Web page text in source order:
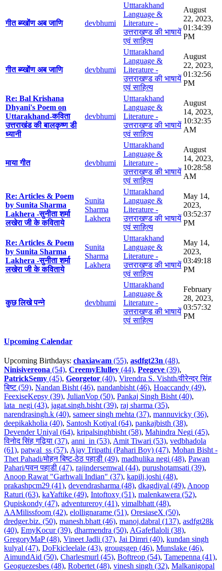
गीत ब्य्खोंण अब जाणि devbhumi
Utttarakhand
Language &
Literature -
उत्तराखण्ड की भाषायें
एवं साहित्य
August
22, 2023,
01:34:39
PM
गीत ब्य्खोंण अब जाणि devbhumi
Utttarakhand
Language &
Literature -
उत्तराखण्ड की भाषायें
एवं साहित्य
August
22, 2023,
01:32:56
PM
Re: Bal Krishana
Dhyani's Poem on
Uttarakhand-कविता
उत्तराखंड की बालकृष्ण डी
ध्यानी
devbhumi
Utttarakhand
Language &
Literature -
उत्तराखण्ड की भाषायें
एवं साहित्य
August
14, 2023,
10:32:35
AM
माया गीत devbhumi
Utttarakhand
Language &
Literature -
उत्तराखण्ड की भाषायें
एवं साहित्य
August
14, 2023,
10:28:58
AM
Re: Articles & Poem
by Sunita Sharma
Lakhera -सुनीता शर्मा
लखेरा जी के कविताये
Sunita
Sharma
Lakhera
Utttarakhand
Language &
Literature -
उत्तराखण्ड की भाषायें
एवं साहित्य
May 14,
2023,
03:52:37
PM
Re: Articles & Poem
by Sunita Sharma
Lakhera -सुनीता शर्मा
लखेरा जी के कविताये
Sunita
Sharma
Lakhera
Utttarakhand
Language &
Literature -
उत्तराखण्ड की भाषायें
एवं साहित्य
May 14,
2023,
03:49:18
PM
कुछ लिखे पन्ने devbhumi
Utttarakhand
Language &
Literature -
उत्तराखण्ड की भाषायें
एवं साहित्य
February
28, 2023,
03:57:32
PM
Upcoming Calendar
Upcoming Birthdays: chaxiawam (55), asdfgt23n (48),
Ninisivereona (54), CreemyElulley (44), Peegeve (39),
PatrickSemy (45), Georgetor (40), Virendra S. Vishth/वीरेन्द्र सिंह
बिष्ट (59), Nandan Bisht (46), nandanbisht (46), Hoaccandy (49),
FeexiseKepsy (39), JulianVop (50), Pankaj Singh Bisht (40),
lata_negi (43), jagat.singh.bisht (39), raj sharma (35),
narendrasingh.k (40), sameer singh mehta (37), mannuvicky (36),
deepikakholia (40), Santosh Kotiyal (64), pankajbisth (38),
Devender Uniyal (64), kripalsinghbisht (58), Mahindra Negi (45),
विनोद सिंह गढ़िया (37), anni_in (53), Amit Tiwari (53), vedbhadola
(61), patwal_ss (57), Ajay Tripathi (Pahari Boy) (47), Mohan Bisht -
Thet Pahadi/मोहन बिष्ट-ठेठ पहाडी (49), madhulika negi (48), Pawan
Pahari/पवन पहाडी (47), rajindersemwal (44), purushotamsati (39),
Anoop Rawat "Garhwali Indian" (37), kapilj.joshi (48),
prakashpcm29 (41), devendrasharma (48), dkagdiyal (49), Anoop
Raturi (63), kaYaftike (49), Intoftoxy (51), malenkawera (52),
Qupiskondy (47), adventureroy (41), vimalbhatt (48),
AAMilissfoom (42), elollignarame (51), OresiaseX (50),
dredger.biz. (50), manesh.bhatt (46), manoj.dabral (137), asdfgt28k
(40), EmyKocur (39), dharmendra (50), AGafeflaloli (38),
GregoryMaP (48), Vineet Jadli (37), Jai Dimri (40), kundan singh
kulyal (47), DoFkicleelale (43), grougsgep (46), Munslake (46),
AimundAid (50), Charlesmurl (45), Boftreop (54), Tamepenna (41),
Geoguezesbes (48), Robertet (48), vinesh singh (32), Malkanigopal